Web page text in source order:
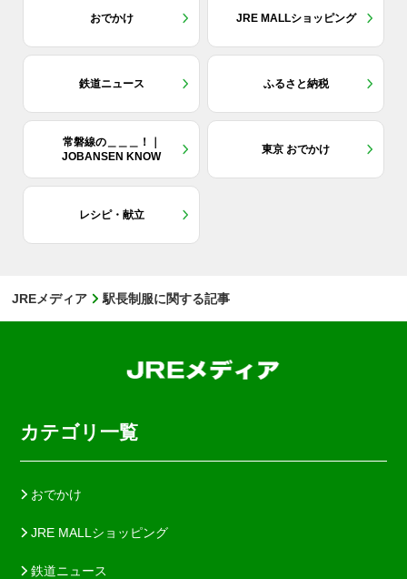
おでかけ JRE MALLショッピング
鉄道ニュース ふるさと納税
常磐線の＿＿＿！｜
JOBANSEN KNOW
東京 おでかけ
レシピ・献立
JREメディア 駅長制服に関する記事
カテゴリ一覧
おでかけ
JRE MALLショッピング
鉄道ニュース